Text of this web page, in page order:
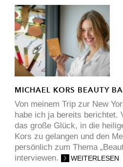
MICHAEL KORS BEAUTY
Von meinem Trip zur New
habe ich ja bereits berichtet.
das große Glück, in die
Kors zu gelangen und den
persönlich zum Thema
interviewen.
WEITERLESEN